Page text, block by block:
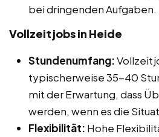
bei dringenden Aufgaben.
Vollzeitjobs in Heide
Stundenumfang:
typischerweise 35-40
mit der Erwartung, dass
werden, wenn es die
Flexibilität: Hohe